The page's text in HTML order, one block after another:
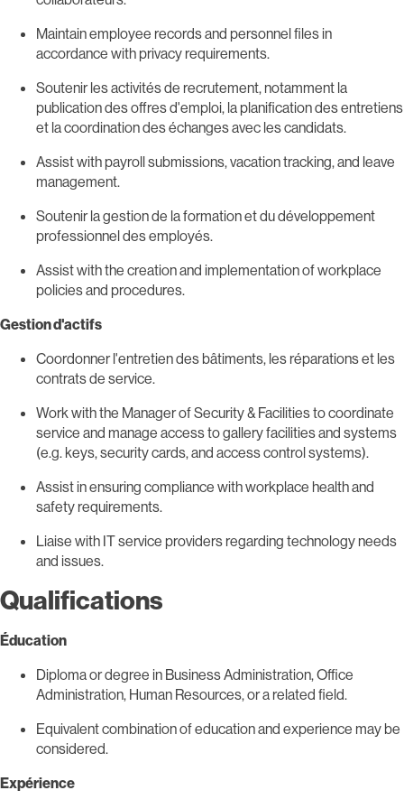
Maintain employee records and personnel files in
accordance with privacy requirements.
Soutenir les activités de recrutement, notamment la
publication des offres d'emploi, la planification des entretiens
et la coordination des échanges avec les candidats.
Assist with payroll submissions, vacation tracking, and leave
management.
Soutenir la gestion de la formation et du développement
professionnel des employés.
Assist with the creation and implementation of workplace
policies and procedures.
Gestion d'actifs
Coordonner l'entretien des bâtiments, les réparations et les
contrats de service.
Work with the Manager of Security & Facilities to coordinate
service and manage access to gallery facilities and systems
(e.g. keys, security cards, and access control systems).
Assist in ensuring compliance with workplace health and
safety requirements.
Liaise with IT service providers regarding technology needs
and issues.
Qualifications
Éducation
Diploma or degree in Business Administration, Office
Administration, Human Resources, or a related field.
Equivalent combination of education and experience may be
considered.
Expérience